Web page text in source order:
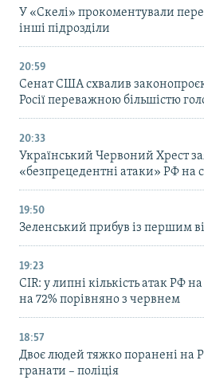
У «Скелі» прокоментували
інші підрозділи
20:59
Cенат США схвалив
Росії переважною більшістю
20:33
Український Червоний Хрест
«безпрецедентні атаки» РФ на
19:50
Зеленський прибув із першим
19:23
CIR: у липні кількість атак РФ
на 72% порівняно з червнем
18:57
Двоє людей тяжко поранені на
гранати – поліція